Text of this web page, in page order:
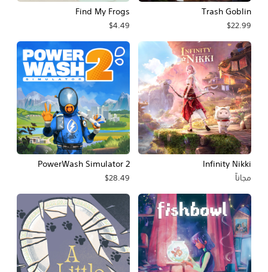
Trash Goblin
$22.99
Find My Frogs
$4.49
Infinity Nikki
مجاناً
PowerWash Simulator 2
$28.49